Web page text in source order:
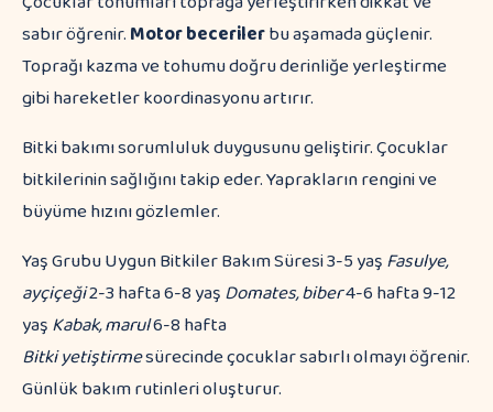
sabır öğrenir.Motor becerilerbu aşamada güçlenir.
Toprağı kazma ve tohumu doğru derinliğe yerleştirme
gibi hareketler koordinasyonu artırır.
Bitki bakımı sorumluluk duygusunu geliştirir. Çocuklar
bitkilerinin sağlığını takip eder. Yaprakların rengini ve
büyüme hızını gözlemler.
Yaş Grubu Uygun Bitkiler Bakım Süresi 3-5 yaşFasulye,
ayçiçeği2-3 hafta 6-8 yaşDomates, biber4-6 hafta 9-12
yaşKabak, marul6-8 hafta
Bitki yetiştirmesürecinde çocuklar sabırlı olmayı öğrenir.
Günlük bakım rutinleri oluşturur.